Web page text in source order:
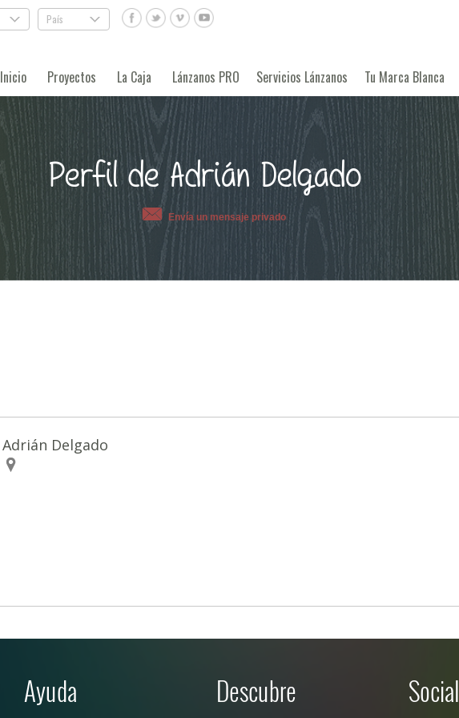
. País .
Inicio Proyectos La Caja Lánzanos PRO Servicios Lánzanos Tu Marca Blanca
Perfil de Adrián Delgado
Envía un mensaje privado
Adrián Delgado
Ayuda Descubre Social